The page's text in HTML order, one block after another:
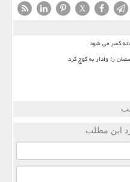
X
کسر می شود
را وادار به کوچ کرد
این مطلب